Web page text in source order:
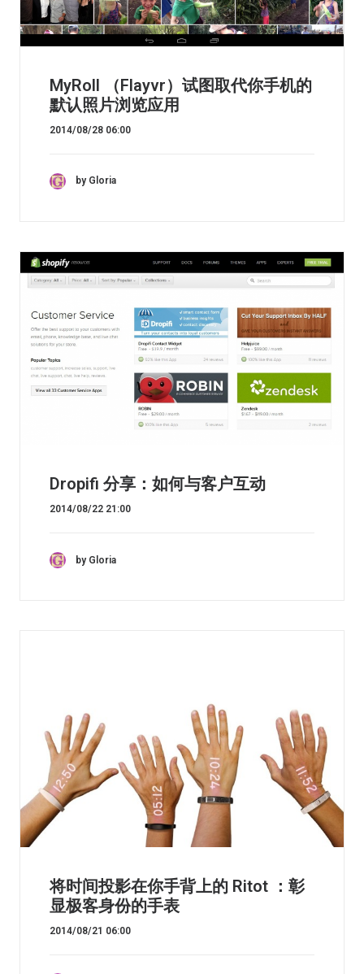
MyRoll （Flayvr）试图取代你手机的
默认照片浏览应用
2014/08/28 06:00
by Gloria
Dropifi 分享：如何与客户互动
2014/08/22 21:00
by Gloria
将时间投影在你手背上的 Ritot ：彰
显极客身份的手表
2014/08/21 06:00